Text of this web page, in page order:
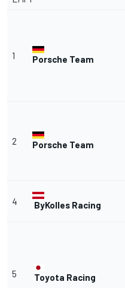
1 Porsche Team
2 Porsche Team
4 ByKolles Racing
5 Toyota Racing